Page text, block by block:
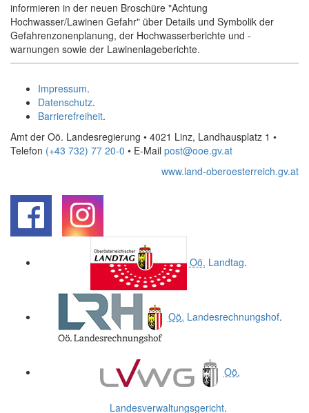
informieren in der neuen Broschüre "Achtung
Hochwasser/Lawinen Gefahr" über Details und Symbolik der
Gefahrenzonenplanung, der Hochwasserberichte und -
warnungen sowie der Lawinenlageberichte.
Impressum.
Datenschutz.
Barrierefreiheit.
Amt der Oö. Landesregierung • 4021 Linz, Landhausplatz 1 •
Telefon (+43 732) 77 20-0 • E-Mail post@ooe.gv.at
www.land-oberoesterreich.gv.at
Oö. Landtag.
Oö. Landesrechnungshof.
Oö.
Landesverwaltungsgericht.